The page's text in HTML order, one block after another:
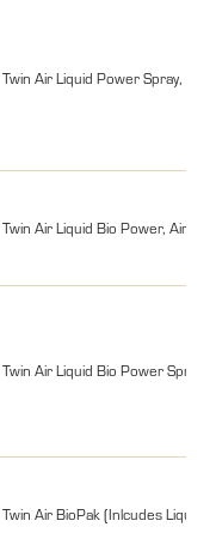
Twin Air Liquid Power Spray, Air
Twin Air Liquid Bio Power, Air
Twin Air Liquid Bio Power Spray,
Twin Air BioPak (Inlcudes Liquid